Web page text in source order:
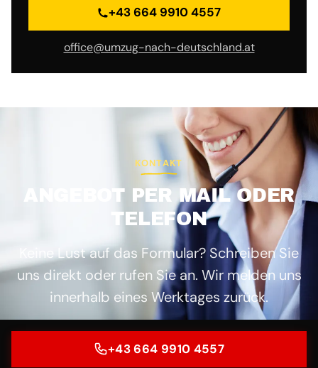
+43 664 9910 4557
office@umzug-nach-deutschland.at
KONTAKT
ANGEBOT PER MAIL ODER
TELEFON
Keine Lust auf das Formular? Schreiben Sie
uns direkt oder rufen Sie an. Wir melden uns
innerhalb eines Werktages zurück.
+43 664 9910 4557